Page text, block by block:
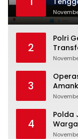
2
Polri
3
4
Polda